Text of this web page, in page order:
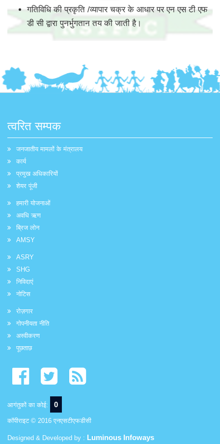
गतिविधि की प्रकृति /व्यापार चक्र के आधार पर एन एस टी एफ
डी सी द्वारा पुनर्भुगतान तय की जाती है।
त्वरित सम्पक
जनजातीय मामलों के मंत्रालय
कार्य
प्रमुख अधिकारियों
शेयर पूंजी
हमारी योजनाओं
अवधि ऋण
ब्रिज लोन
AMSY
ASRY
SHG
निविदाएं
नोटिस
रोज़गार
गोपनीयता नीति
अस्वीकरण
पूछताछ
आगंतुकों का कोई: 0
कॉपीराइट © 2016 एनएसटीएफडीसी
Designed & Developed by : Luminous Infoways